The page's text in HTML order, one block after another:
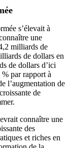
s’élevait à
une
milliards de
de dollars en
de dollars d’ici
par rapport à
l’augmentation de
de
connaître une
des
et riches en